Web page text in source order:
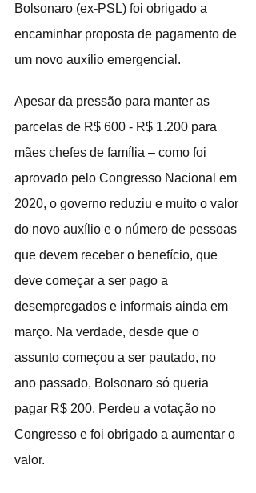
Bolsonaro (ex-PSL) foi obrigado a
encaminhar proposta de pagamento de
um novo auxílio emergencial.
Apesar da pressão para manter as
parcelas de R$ 600 - R$ 1.200 para
mães chefes de família – como foi
aprovado pelo Congresso Nacional em
2020, o governo reduziu e muito o valor
do novo auxílio e o número de pessoas
que devem receber o benefício, que
deve começar a ser pago a
desempregados e informais ainda em
março. Na verdade, desde que o
assunto começou a ser pautado, no
ano passado, Bolsonaro só queria
pagar R$ 200. Perdeu a votação no
Congresso e foi obrigado a aumentar o
valor.